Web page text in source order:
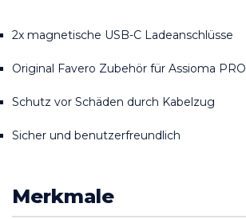
2x magnetische USB-C Ladeanschlüsse
Original Favero Zubehör für Assioma PRO
Schutz vor Schäden durch Kabelzug
Sicher und benutzerfreundlich
Merkmale